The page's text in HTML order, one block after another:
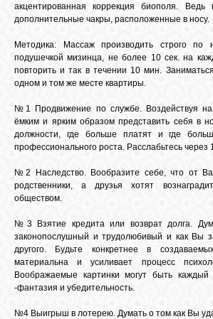
СОННИК
УСПЕХ
ГОРОСКОП
ВХОД
GOOGLE+
акцентированная коррекция биополя. Ведь
дополнительные чакры, расположенные в носу.
Методика: Массаж производить строго по
подушечкой мизинца, не более 10 сек. на
повторить и так в течении 10 мин.
одном и том же месте квартиры.
№1 Продвижение по службе. Воздействуя
ёмким и ярким образом представить себя в
должности, где больше платят и где
профессионального роста. Расслабьтесь через
№2 Наследство. Вообразите себе, что от
родственники, а друзья хотят
обществом.
№3 Взятие кредита или возврат долга.
законопослушный и трудолюбивый и как Вы
другого. Будьте конкретнее в
материальна и усиливает процесс
Воображаемые картинки могут быть
-фантазия и убедительность.
№4 Выигрыш в лотерею. Думать о том как Вы